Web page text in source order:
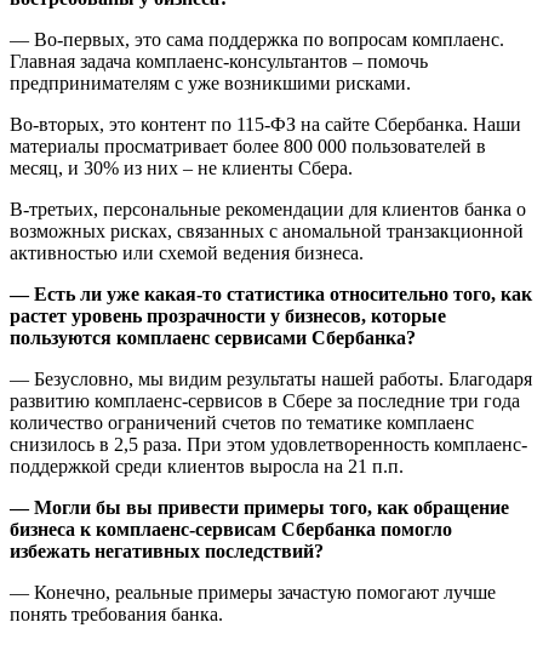
— Во-первых, это сама поддержка по вопросам комплаенс.
Главная задача комплаенс-консультантов – помочь
предпринимателям с уже возникшими рисками.
Во-вторых, это контент по 115-ФЗ на сайте Сбербанка. Наши
материалы просматривает более 800 000 пользователей в
месяц, и 30% из них – не клиенты Сбера.
В-третьих, персональные рекомендации для клиентов банка о
возможных рисках, связанных с аномальной транзакционной
активностью или схемой ведения бизнеса.
— Есть ли уже какая-то статистика относительно того, как
растет уровень прозрачности у бизнесов, которые
пользуются комплаенс сервисами Сбербанка?
— Безусловно, мы видим результаты нашей работы. Благодаря
развитию комплаенс-сервисов в Сбере за последние три года
количество ограничений счетов по тематике комплаенс
снизилось в 2,5 раза. При этом удовлетворенность комплаенс-
поддержкой среди клиентов выросла на 21 п.п.
— Могли бы вы привести примеры того, как обращение
бизнеса к комплаенс-сервисам Сбербанка помогло
избежать негативных последствий?
— Конечно, реальные примеры зачастую помогают лучше
понять требования банка.